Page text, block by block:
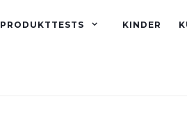
PRODUKTTESTS KINDER